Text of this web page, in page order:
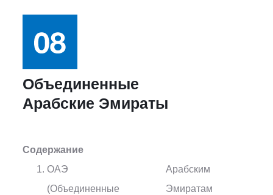
Объединенные
Арабские Эмираты
Содержание
ОАЭ
(Объединенные
Арабским
Эмиратам